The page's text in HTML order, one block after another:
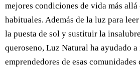
mejores condiciones de vida más allá
habituales. Además de la luz para
la puesta de sol y sustituir la
queroseno, Luz Natural ha ayudado
emprendedores de esas comunidades